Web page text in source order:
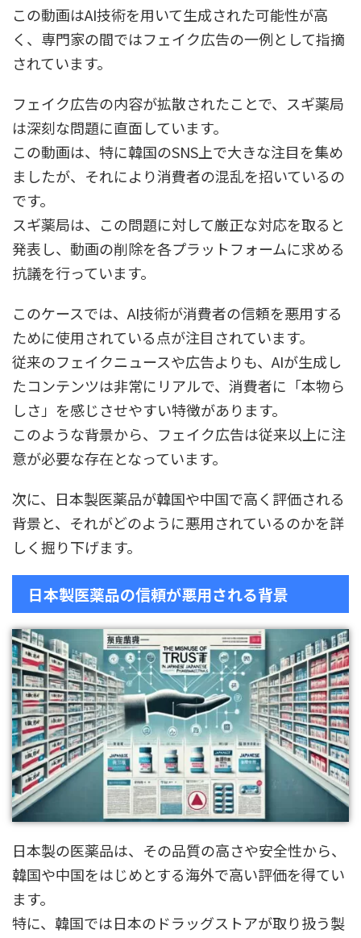
この動画はAI技術を用いて生成された可能性が高
く、専門家の間ではフェイク広告の一例として指摘
されています。
フェイク広告の内容が拡散されたことで、スギ薬局
は深刻な問題に直面しています。
この動画は、特に韓国のSNS上で大きな注目を集め
ましたが、それにより消費者の混乱を招いているの
です。
スギ薬局は、この問題に対して厳正な対応を取ると
発表し、動画の削除を各プラットフォームに求める
抗議を行っています。
このケースでは、AI技術が消費者の信頼を悪用する
ために使用されている点が注目されています。
従来のフェイクニュースや広告よりも、AIが生成し
たコンテンツは非常にリアルで、消費者に「本物ら
しさ」を感じさせやすい特徴があります。
このような背景から、フェイク広告は従来以上に注
意が必要な存在となっています。
次に、日本製医薬品が韓国や中国で高く評価される
背景と、それがどのように悪用されているのかを詳
しく掘り下げます。
日本製医薬品の信頼が悪用される背景
日本製の医薬品は、その品質の高さや安全性から、
韓国や中国をはじめとする海外で高い評価を得てい
ます。
特に、韓国では日本のドラッグストアが取り扱う製